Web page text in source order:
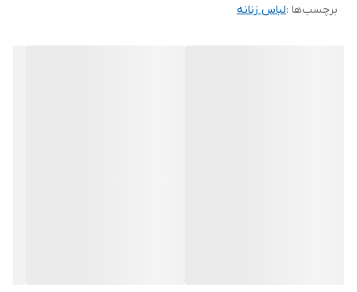
برچسب‌ها :لباس زنانه